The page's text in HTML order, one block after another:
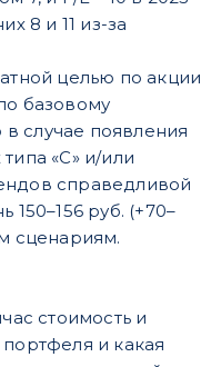
8 и 11 из-за
целью по акции
базовому
в случае появления
«C» и/или
справедливой
150–156 руб. (+70–
сценариям.
стоимость и
и какая